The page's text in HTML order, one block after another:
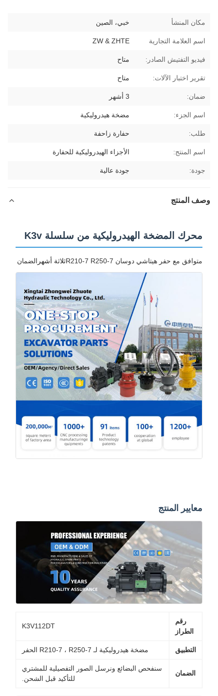
المنشأ خبي، الصين
العلامة التجارية ZW & ZHTE
التفتيش الصادر:
اختبار الآلات:
الجزء: مضخة هيدروليكية
حفارة زاحفة
المنتج: الأجزاء الهيدروليكية للحفارة
جودة عالية
المنتج
محرك المضخة الهيدروليكية من سلسلة K3v
متوافق مع حفر هيتاشي دوسان R210-7 R250-7 ثلاثة أشهر الضمان
معايير المنتج
الطراز
K3V112DT
التطبيق مضخة هيدروليكية لـ R210-7 ، R250-7 الحفر
الضمان
سنفحص البضائع ونرسل الصور التفصيلية للمشتري
للتأكيد قبل الشحن.